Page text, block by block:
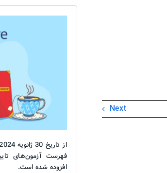
Next
فهرست آزمون‌های
افزوده شده است.